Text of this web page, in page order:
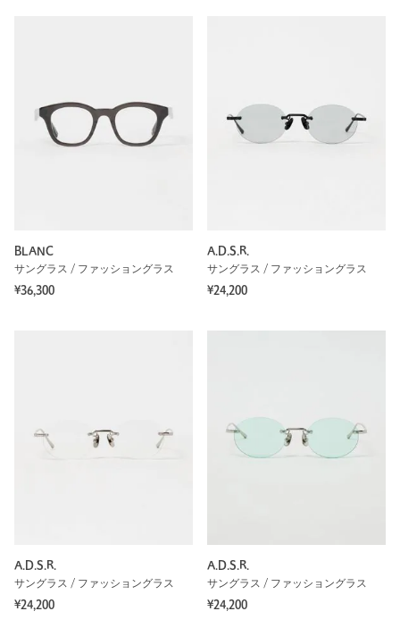
BLANC
サングラス / ファッショングラス
¥36,300
A.D.S.R.
サングラス / ファッショングラス
¥24,200
A.D.S.R.
サングラス / ファッショングラス
¥24,200
A.D.S.R.
サングラス / ファッショングラス
¥24,200